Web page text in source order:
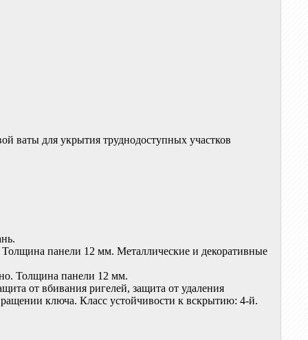
ваты для укрытия труднодоступных участков
панели 12 мм. Металлические и декоративные
Толщина панели 12 мм.
от вбивания ригелей, защита от удаления
ключа. Класс устойчивости к вскрытию: 4-й.